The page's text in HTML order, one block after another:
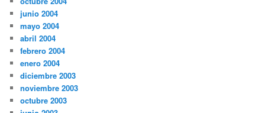
junio 2004
mayo 2004
abril 2004
febrero 2004
enero 2004
diciembre 2003
noviembre 2003
octubre 2003